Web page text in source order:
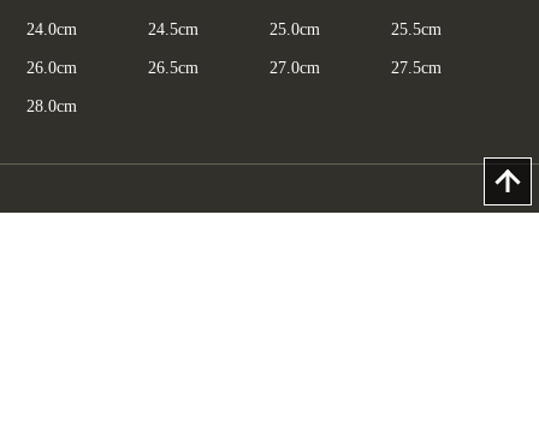
24.0cm 24.5cm 25.0cm 25.5cm
26.0cm 26.5cm 27.0cm 27.5cm
28.0cm